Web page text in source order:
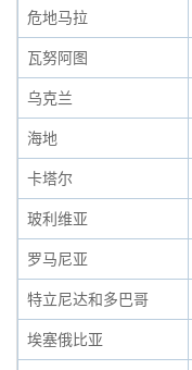
危地马拉
瓦努阿图
乌克兰
海地
卡塔尔
玻利维亚
罗马尼亚
特立尼达和多巴哥
埃塞俄比亚